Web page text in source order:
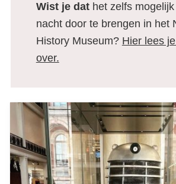
Wist je dat het zelfs
nacht door te brengen in het
History Museum? Hier lees
over.